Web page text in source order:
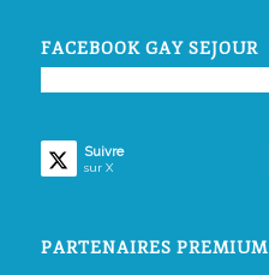
FACEBOOK GAY SEJOUR
Suivre
sur X
PARTENAIRES PREMIUM